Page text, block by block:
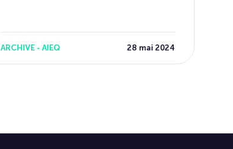
ARCHIVE - AIEQ 28 mai 2024